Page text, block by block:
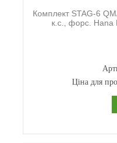
Комплект STAG-6
к.с., форс.
Ціна для